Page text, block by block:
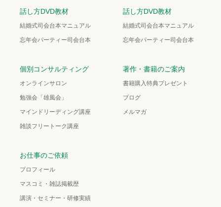
話し方DVD教材
結婚式司会台本マニュアル
忘年会パーティー司会台本
話し方DVD教材
結婚式司会台本マニュアル
忘年会パーティー司会台本
個別コンサルティング
オンラインサロン
勉強会「雄風会」
マインドリーディング講座
雑談フリートーク講座
著作・書籍のご案内
書籍購入特典プレゼント
ブログ
メルマガ
お仕事のご依頼
プロフィール
マスコミ・雑誌掲載歴
講演・セミナー・研修実績